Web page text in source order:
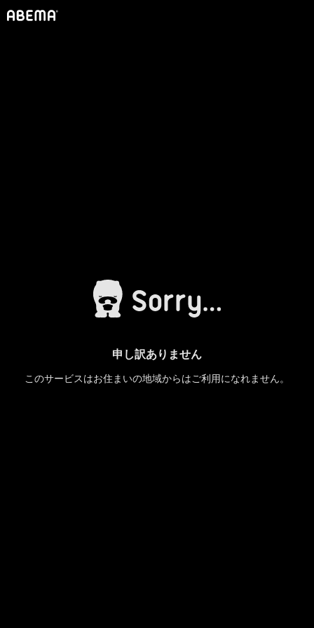
申し訳ありません
このサービスはお住まいの地域からはご利用になれません。